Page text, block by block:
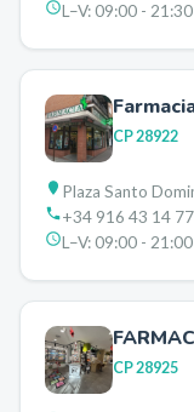
L–V:09:00 - 21:30
CP28922
Plaza Santo
+34 916 43 14 77
L–V:09:00 - 21:00
CP28925